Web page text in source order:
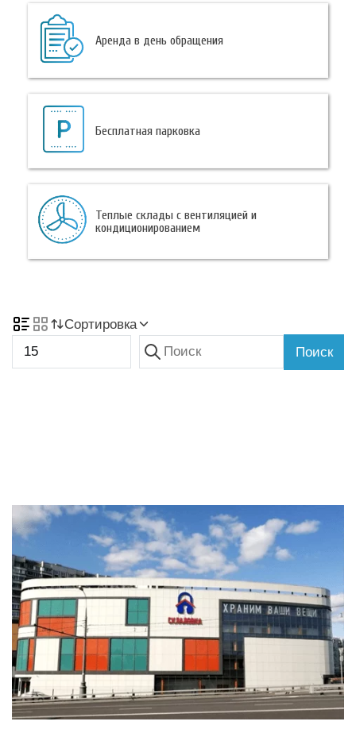
Аренда в день обращения
Бесплатная парковка
Теплые склады с вентиляцией и
кондиционированием
Сортировка
Поиск